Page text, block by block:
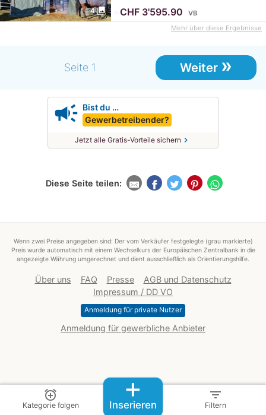
4 photo_library CHF 3'595.90
VB
Mehr über diese Ergebnisse
Seite 1 Weiter »
campaign Bist du …
Gewerbetreibender?
Jetzt alle Gratis-Vorteile sichern chevron_right
Diese Seite teilen:
alarm_add
Kategorie folgen
+
Inserieren
filter_list
Filtern
Wenn zwei Preise angegeben sind: Der vom Verkäufer festgelegte (grau markierte)
Preis wurde automatisch mit einem Wechselkurs der Europäischen Zentralbank in die
angezeigte Währung umgerechnet und dient ausschließlich als Orientierungshilfe.
Über uns FAQ Presse
AGB und Datenschutz
Impressum / DD VO
Anmeldung für private Nutzer
Anmeldung für gewerbliche Anbieter